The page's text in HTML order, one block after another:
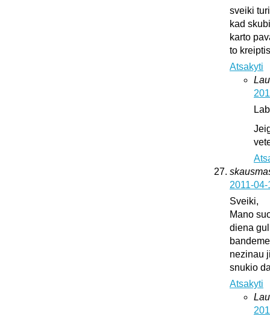
sveiki
kad
karto
to
Atsakyti
2011-
Sveiki,
Mano
diena
nezinau
snukio
Atsakyti